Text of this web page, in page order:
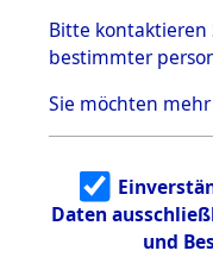
5.3.1
zu
en
5.3.2
5.3.3
Bitte kontaktieren
bestimmter
Sie möchten
Daten
und